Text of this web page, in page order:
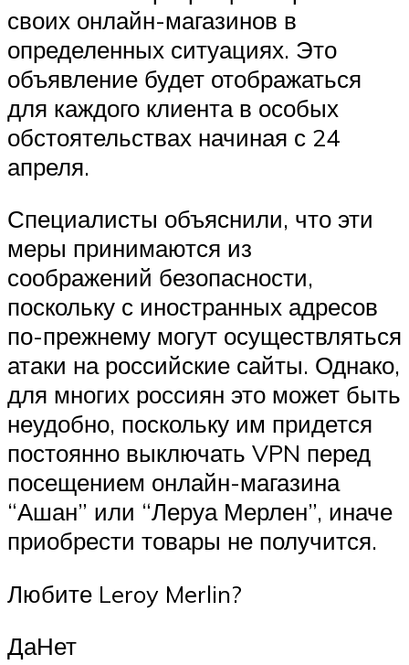
своих онлайн-магазинов в
определенных ситуациях. Это
объявление будет отображаться
для каждого клиента в особых
обстоятельствах начиная с 24
апреля.
Специалисты объяснили, что эти
меры принимаются из
соображений безопасности,
поскольку с иностранных адресов
по-прежнему могут осуществляться
атаки на российские сайты. Однако,
для многих россиян это может быть
неудобно, поскольку им придется
постоянно выключать VPN перед
посещением онлайн-магазина
“Ашан” или “Леруа Мерлен”, иначе
приобрести товары не получится.
Любите Leroy Merlin?
ДаНет